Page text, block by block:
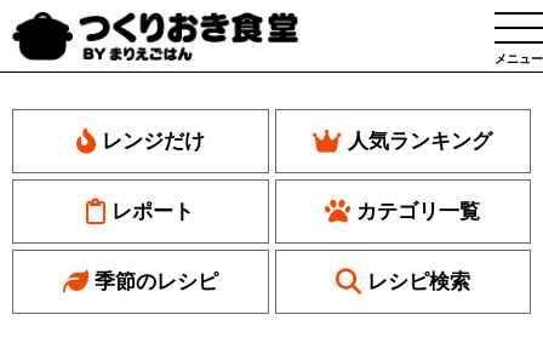
メニュー
レンジだけ 人気ランキング
レポート カテゴリ一覧
季節のレシピ レシピ検索